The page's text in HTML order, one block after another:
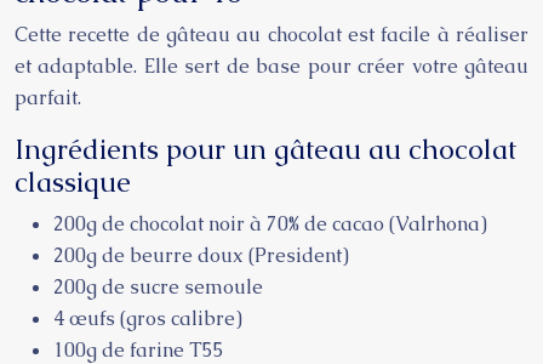
Cette recette de gâteau au chocolat est facile à réaliser
et adaptable. Elle sert de base pour créer votre gâteau
parfait.
Ingrédients pour un gâteau au chocolat
classique
200g de chocolat noir à 70% de cacao (Valrhona)
200g de beurre doux (President)
200g de sucre semoule
4 œufs (gros calibre)
100g de farine T55